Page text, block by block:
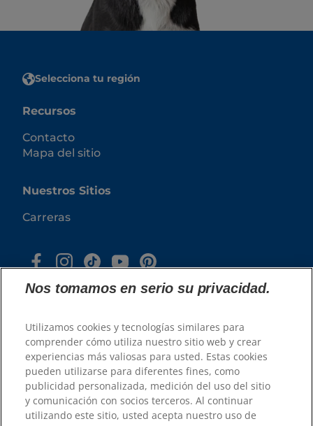
Selecciona tu región
Recursos
Contacto
Mapa del sitio
Nuestros Sitios
Carreras
© 2025 Hill's Pet Nutrition, Inc.
Todos los derechos reservados.
Tal y como se utiliza en el presente documento,
denota el estatus de marca registrada únicamente
Nos tomamos en serio su privacidad.
Utilizamos cookies y tecnologías similares para
comprender cómo utiliza nuestro sitio web y crear
experiencias más valiosas para usted. Estas cookies
pueden utilizarse para diferentes fines, como
publicidad personalizada, medición del uso del sitio
y comunicación con socios terceros. Al continuar
utilizando este sitio, usted acepta nuestro uso de